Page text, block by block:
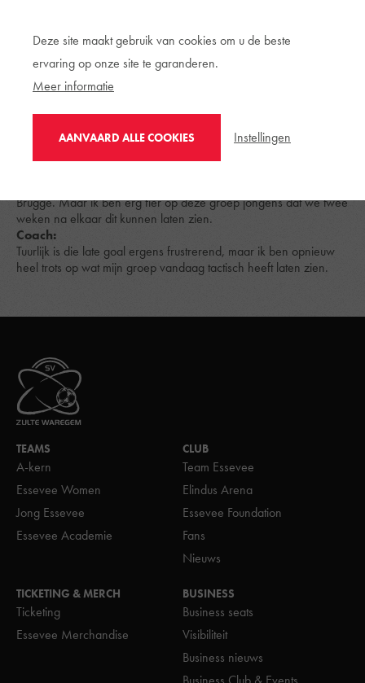
de neus van Gabriël. Het is opnieuwCappelle die zijn
doelman bijstaat. De wedstrijd lijkt te eindigen op een
doelpuntloos gelijkspel, totdatCampbell
flankspeler trapt van ver en schildert het leer heel mooi binnen,
Reacties na de wedstrijd.
Brugge. Maar ik ben erg fier op deze groep jongens dat we twee
weken na elkaar dit kunnen laten zien.
Coach:
Tuurlijk is die late goal ergens frustrerend, maar ik ben opnieuw
heel trots op wat mijn groep vandaag tactisch heeft laten zien.
TEAMS
A-kern
Essevee Women
Jong Essevee
Essevee Academie
CLUB
Team Essevee
Elindus Arena
Essevee Foundation
Fans
Nieuws
TICKETING & MERCH
Ticketing
Essevee Merchandise
BUSINESS
Business seats
Visibiliteit
Business nieuws
Deze site maakt gebruik van cookies om u de beste
ervaring op onze site te garanderen.
Meer informatie
AANVAARD ALLE COOKIES Instellingen